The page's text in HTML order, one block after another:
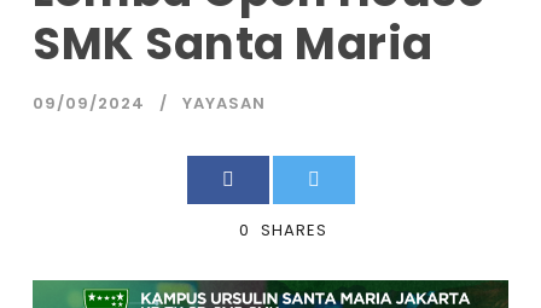
SMK Santa Maria
09/09/2024 YAYASAN
0 SHARES